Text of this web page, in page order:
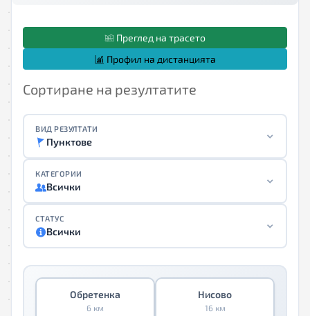
Преглед на трасето
Профил на дистанцията
Сортиране на резултатите
ВИД РЕЗУЛТАТИ
Пунктове
КАТЕГОРИИ
Всички
СТАТУС
Всички
Обретенка
6 км
Нисово
16 км